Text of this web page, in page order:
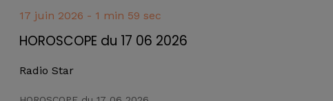
17 juin 2026 - 1 min 59 sec
HOROSCOPE du 17 06 2026
Radio Star